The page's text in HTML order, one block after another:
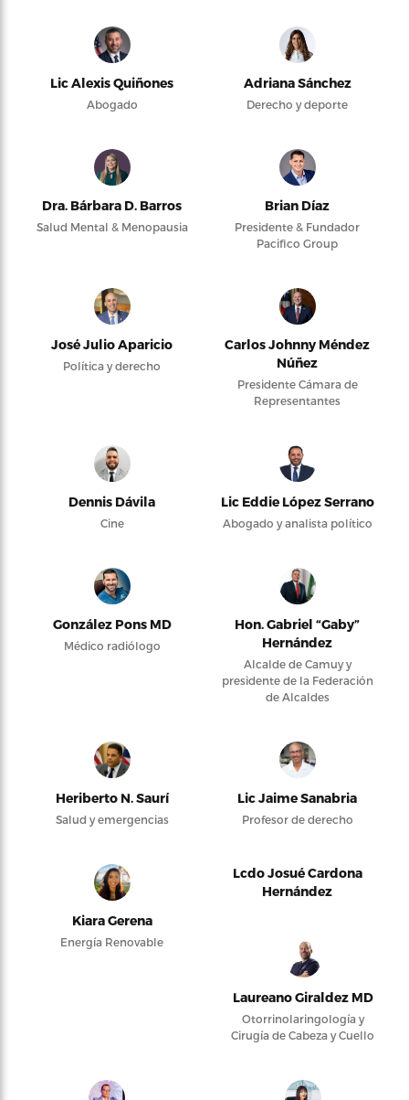
Lic Alexis Quiñones
Abogado
Adriana Sánchez
Derecho y deporte
Dra. Bárbara D. Barros
Salud Mental & Menopausia
Brian Díaz
Presidente & Fundador
Pacifico Group
José Julio Aparicio
Política y derecho
Carlos Johnny Méndez
Núñez
Presidente Cámara de
Representantes
Dennis Dávila
Cine
Lic Eddie López Serrano
Abogado y analista político
González Pons MD
Médico radiólogo
Hon. Gabriel “Gaby”
Hernández
Alcalde de Camuy y
presidente de la Federación
de Alcaldes
Heriberto N. Saurí
Salud y emergencias
Lic Jaime Sanabria
Profesor de derecho
Kiara Gerena
Energía Renovable
Lcdo Josué Cardona
Hernández
Laureano Giraldez MD
Otorrinolaringología y
Cirugía de Cabeza y Cuello